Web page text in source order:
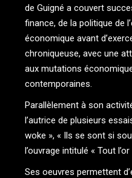
de Guigné a couvert
finance, de la politique de
économique avant
chroniqueuse, avec une
aux mutations
contemporaines.
Parallèlement à son
l’autrice de plusieurs
woke », « Ils se sont si
l’ouvrage intitulé « Tout
Ses oeuvres permettent